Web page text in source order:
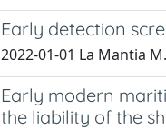
Early detection
2022-01-01 La Mantia
Early modern
the liability of the